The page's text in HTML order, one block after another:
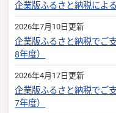
企業版ふるさと納税によ
2026年7月10日更新
企業版ふるさと納税でご
8年度）
2026年4月17日更新
企業版ふるさと納税でご
7年度）